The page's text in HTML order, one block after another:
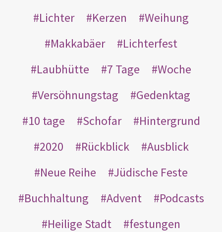
Lichter
Kerzen
Weihung
Makkabäer
Lichterfest
Laubhütte
7 Tage
Woche
Versöhnungstag
Gedenktag
10 tage
Schofar
Hintergrund
2020
Rückblick
Ausblick
Neue Reihe
Jüdische Feste
Buchhaltung
Advent
Podcasts
Heilige Stadt
festungen